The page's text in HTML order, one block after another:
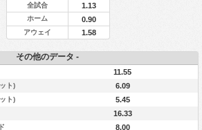
全試合 1.13
ホーム 0.90
アウェイ 1.58
その他のデータ -
11.55
ト) 6.09
ト) 5.45
16.33
8.00